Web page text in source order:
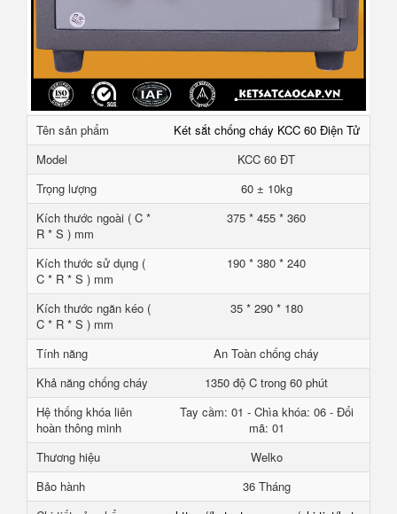
Tên sản phẩm
Két sắt chống cháy KCC 60 Điện Tử
Model
KCC 60 ĐT
Trọng lượng
60 ± 10kg
Kích thước ngoài ( C *
R * S ) mm
375 * 455 * 360
Kích thước sử dụng (
C * R * S ) mm
190 * 380 * 240
Kích thước ngăn kéo (
C * R * S ) mm
35 * 290 * 180
Tính năng
An Toàn chống cháy
Khả năng chống cháy
1350 độ C trong 60 phút
Hệ thống khóa liên
hoàn thông minh
Tay cầm: 01 - Chìa khóa: 06 - Đổi
mã: 01
Thương hiệu
Welko
Bảo hành
36 Tháng